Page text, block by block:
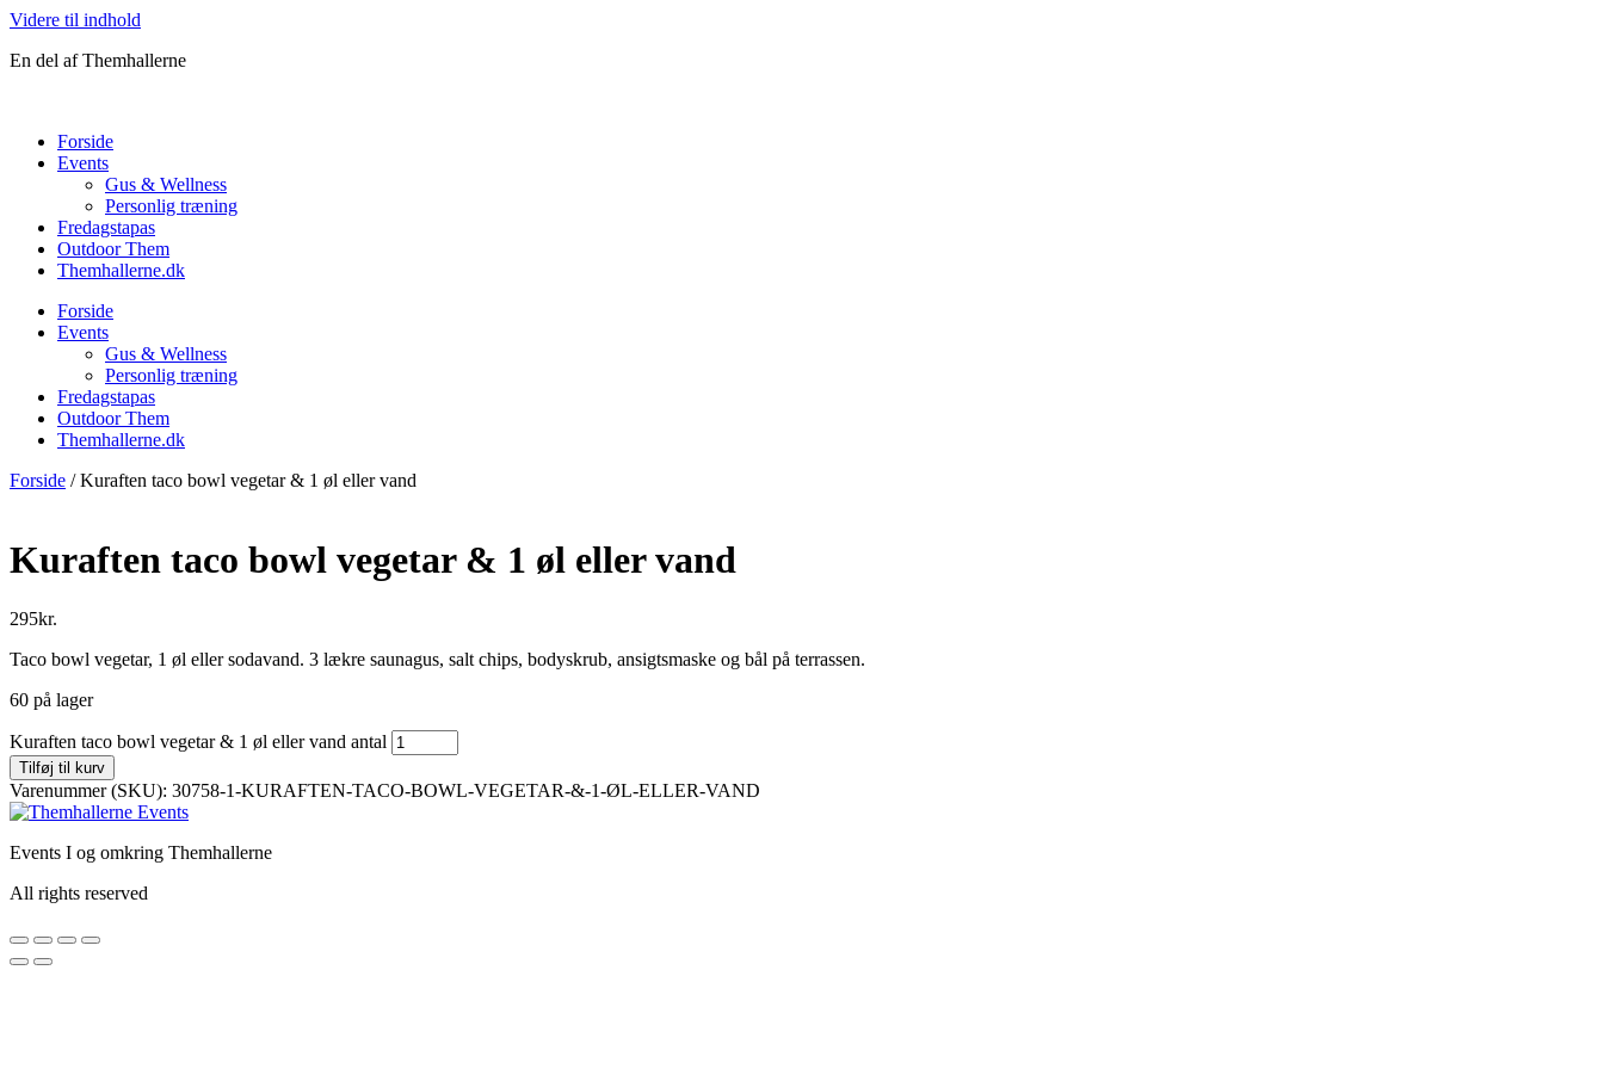
Videre til indhold
En del af Themhallerne
Forside
Events
Gus & Wellness
Personlig træning
Fredagstapas
Outdoor Them
Themhallerne.dk
Forside
Events
Gus & Wellness
Personlig træning
Fredagstapas
Outdoor Them
Themhallerne.dk
Forside / Kuraften taco bowl vegetar & 1 øl eller vand
Kuraften taco bowl vegetar & 1 øl eller vand
295kr.
Taco bowl vegetar, 1 øl eller sodavand. 3 lækre saunagus, salt chips, bodyskrub, ansigtsmaske og bål på terrassen.
60 på lager
Kuraften taco bowl vegetar & 1 øl eller vand antal
Tilføj til kurv
Varenummer (SKU): 30758-1-KURAFTEN-TACO-BOWL-VEGETAR-&-1-ØL-ELLER-VAND
Events I og omkring Themhallerne
All rights reserved